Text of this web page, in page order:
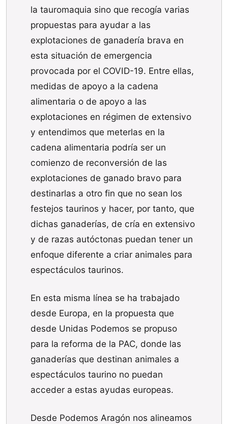
la tauromaquia sino que recogía varias
propuestas para ayudar a las
explotaciones de ganadería brava en
esta situación de emergencia
provocada por el COVID-19. Entre ellas,
medidas de apoyo a la cadena
alimentaria o de apoyo a las
explotaciones en régimen de extensivo
y entendimos que meterlas en la
cadena alimentaria podría ser un
comienzo de reconversión de las
explotaciones de ganado bravo para
destinarlas a otro fin que no sean los
festejos taurinos y hacer, por tanto, que
dichas ganaderías, de cría en extensivo
y de razas autóctonas puedan tener un
enfoque diferente a criar animales para
espectáculos taurinos.
En esta misma línea se ha trabajado
desde Europa, en la propuesta que
desde Unidas Podemos se propuso
para la reforma de la PAC, donde las
ganaderías que destinan animales a
espectáculos taurino no puedan
acceder a estas ayudas europeas.
Desde Podemos Aragón nos alineamos